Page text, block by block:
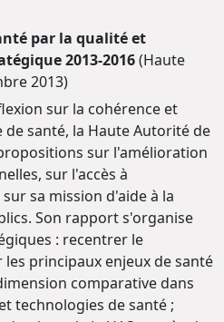
par la qualité et
2013-2016(Haute
2013)
sur la cohérence et
santé, la Haute Autorité de
sur l'amélioration
sur l'accès à
sa mission d'aide à la
Son rapport s'organise
: recentrer le
principaux enjeux de santé
comparative dans
technologies de santé ;